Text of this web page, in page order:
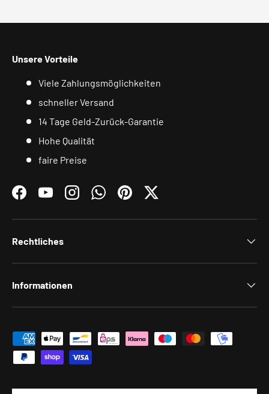
Unsere Vorteile
Viele Zahlungsmöglichkeiten
schneller Versand
14 Tage Geld-Zurück-Garantie
Hohe Qualität
faire Preise
FacebookYouTubeInstagramWhatsAppPinterestTwitter
Rechtliches
Informationen
Zahlungsmethoden